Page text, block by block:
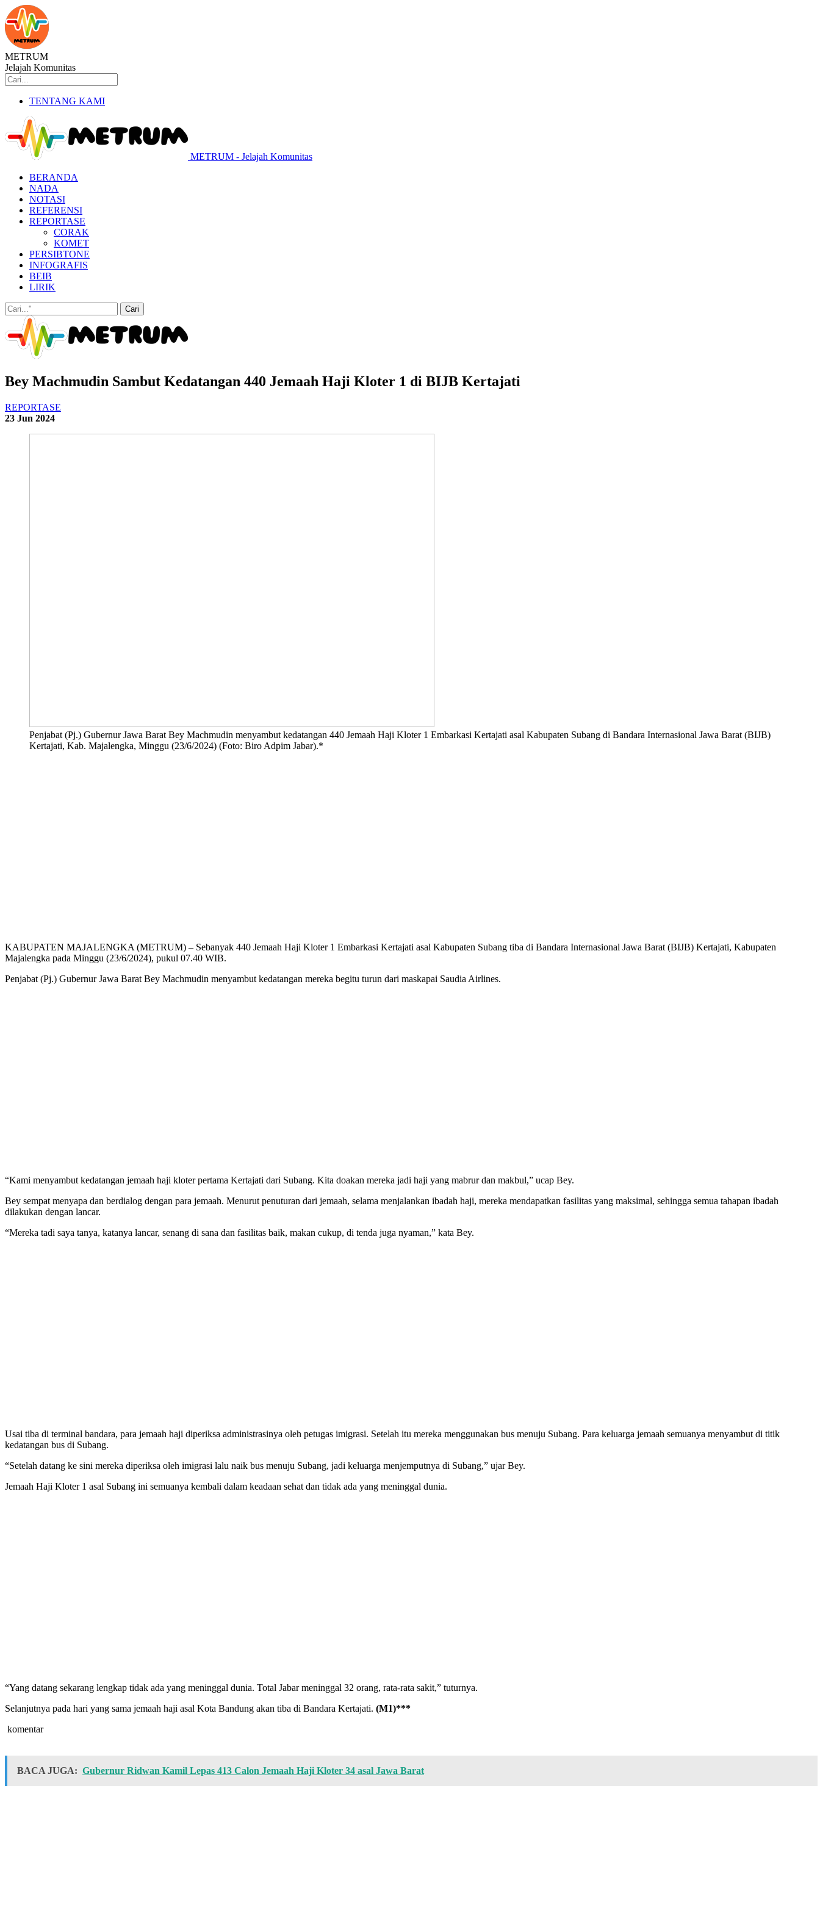
METRUM
Jelajah Komunitas
TENTANG KAMI
METRUM - Jelajah Komunitas
BERANDA
NADA
NOTASI
REFERENSI
REPORTASE
CORAK
KOMET
PERSIBTONE
INFOGRAFIS
BEIB
LIRIK
Bey Machmudin Sambut Kedatangan 440 Jemaah Haji Kloter 1 di BIJB Kertajati
REPORTASE
23 Jun 2024
Penjabat (Pj.) Gubernur Jawa Barat Bey Machmudin menyambut kedatangan 440 Jemaah Haji Kloter 1 Embarkasi Kertajati asal Kabupaten Subang di Bandara Internasional Jawa Barat (BIJB)
Kertajati, Kab. Majalengka, Minggu (23/6/2024) (Foto: Biro Adpim Jabar).*
KABUPATEN MAJALENGKA (METRUM) – Sebanyak 440 Jemaah Haji Kloter 1 Embarkasi Kertajati asal Kabupaten Subang tiba di Bandara Internasional Jawa Barat (BIJB) Kertajati, Kabupaten
Majalengka pada Minggu (23/6/2024), pukul 07.40 WIB.
Penjabat (Pj.) Gubernur Jawa Barat Bey Machmudin menyambut kedatangan mereka begitu turun dari maskapai Saudia Airlines.
“Kami menyambut kedatangan jemaah haji kloter pertama Kertajati dari Subang. Kita doakan mereka jadi haji yang mabrur dan makbul,” ucap Bey.
Bey sempat menyapa dan berdialog dengan para jemaah. Menurut penuturan dari jemaah, selama menjalankan ibadah haji, mereka mendapatkan fasilitas yang maksimal, sehingga semua tahapan ibadah
dilakukan dengan lancar.
“Mereka tadi saya tanya, katanya lancar, senang di sana dan fasilitas baik, makan cukup, di tenda juga nyaman,” kata Bey.
Usai tiba di terminal bandara, para jemaah haji diperiksa administrasinya oleh petugas imigrasi. Setelah itu mereka menggunakan bus menuju Subang. Para keluarga jemaah semuanya menyambut di titik
kedatangan bus di Subang.
“Setelah datang ke sini mereka diperiksa oleh imigrasi lalu naik bus menuju Subang, jadi keluarga menjemputnya di Subang,” ujar Bey.
Jemaah Haji Kloter 1 asal Subang ini semuanya kembali dalam keadaan sehat dan tidak ada yang meninggal dunia.
“Yang datang sekarang lengkap tidak ada yang meninggal dunia. Total Jabar meninggal 32 orang, rata-rata sakit,” tuturnya.
Selanjutnya pada hari yang sama jemaah haji asal Kota Bandung akan tiba di Bandara Kertajati. (M1)***
komentar
BACA JUGA: Gubernur Ridwan Kamil Lepas 413 Calon Jemaah Haji Kloter 34 asal Jawa Barat